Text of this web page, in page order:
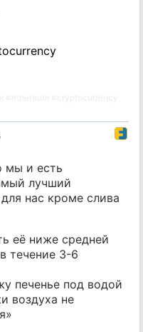
мы и есть
лучший
нас кроме слива
её ниже средней
течение 3-6
печенье под водой
воздуха не